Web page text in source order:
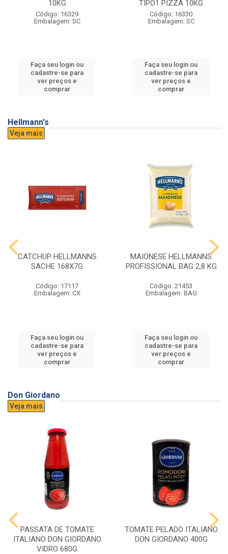
10KG
Código: 16329
Embalagem: SC
Faça seu login ou
cadastre-se para
ver preços e
comprar
TIPO1 PIZZA 10KG
Código: 16330
Embalagem: SC
Faça seu login ou
cadastre-se para
ver preços e
comprar
Hellmann's
Veja mais
CATCHUP HELLMANNS
SACHE 168X7G
Código: 17117
Embalagem: CX
Faça seu login ou
cadastre-se para
ver preços e
comprar
MAIONESE HELLMANNS
PROFISSIONAL BAG 2,8 KG
Código: 21453
Embalagem: BAG
Faça seu login ou
cadastre-se para
ver preços e
comprar
Don Giordano
Veja mais
PASSATA DE TOMATE
ITALIANO DON GIORDANO
VIDRO 680G
TOMATE PELADO ITALIANO
DON GIORDANO 400G